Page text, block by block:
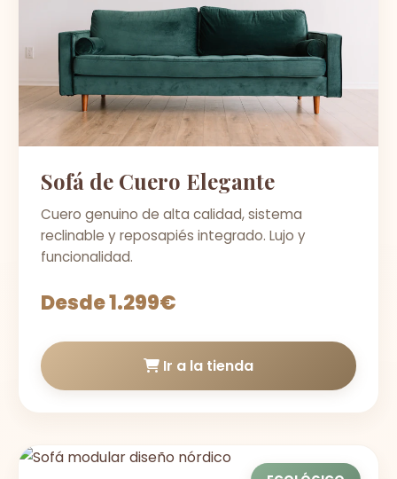
Sofá de Cuero Elegante
Cuero genuino de alta calidad, sistema
reclinable y reposapiés integrado. Lujo y
funcionalidad.
Desde 1.299€
Ir a la tienda